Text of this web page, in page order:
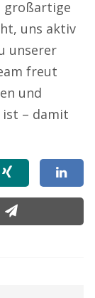
großartige
uns aktiv
unserer
freut
und
ist – damit